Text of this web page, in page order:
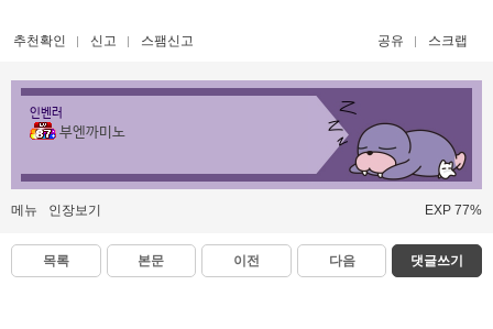
추천확인 신고 스팸신고 공유 스크랩
인벤러
부엔까미노
메뉴 인장보기 EXP 77%
목록 본문 이전 다음 댓글쓰기